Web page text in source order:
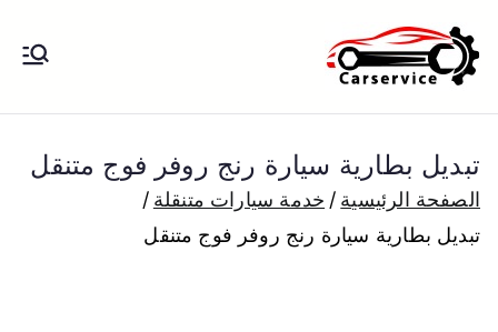
إلى
المحتوى
الكويت
بنشر متنقل الكويت كهرباء وبنشر تبديل
بارخص الاسعار
تبديل بطارية سيارة رنج روفر فوج متنقل
الصفحة الرئيسية
خدمة سيارات متنقلة
تبديل بطارية سيارة رنج روفر فوج متنقل